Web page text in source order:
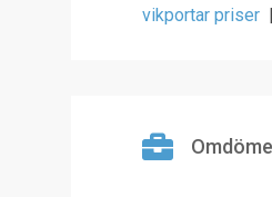
vikportar priser |